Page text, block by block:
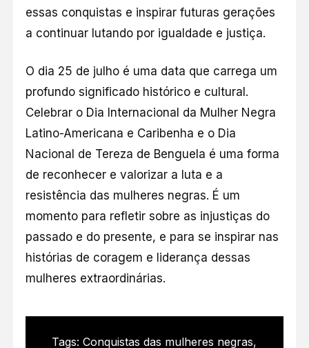
essas conquistas e inspirar futuras gerações
a continuar lutando por igualdade e justiça.
O dia 25 de julho é uma data que carrega um
profundo significado histórico e cultural.
Celebrar o Dia Internacional da Mulher Negra
Latino-Americana e Caribenha e o Dia
Nacional de Tereza de Benguela é uma forma
de reconhecer e valorizar a luta e a
resistência das mulheres negras. É um
momento para refletir sobre as injustiças do
passado e do presente, e para se inspirar nas
histórias de coragem e liderança dessas
mulheres extraordinárias.
Tags:Conquistas das mulheres negras,